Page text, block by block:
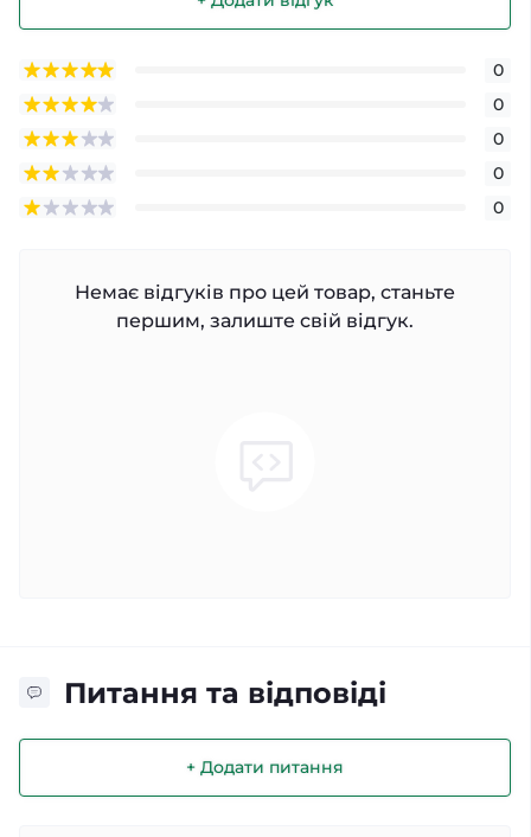
0
0
0
0
0
Немає відгуків про цей товар, станьте
першим, залиште свій відгук.
Питання та відповіді
+ Додати питання